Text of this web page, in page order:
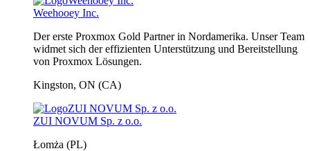
Weehooey Inc.
Der erste Proxmox Gold Partner in Nordamerika. Unser Team
widmet sich der effizienten Unterstützung und Bereitstellung
von Proxmox Lösungen.
Kingston, ON (CA)
ZUI NOVUM Sp. z o.o.
Łomża (PL)